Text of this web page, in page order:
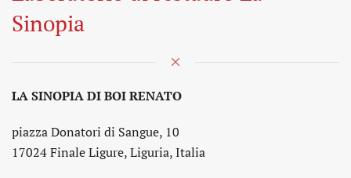
Sinopia
LA SINOPIA DI BOI RENATO
piazza Donatori di Sangue, 10
17024 Finale Ligure, Liguria, Italia